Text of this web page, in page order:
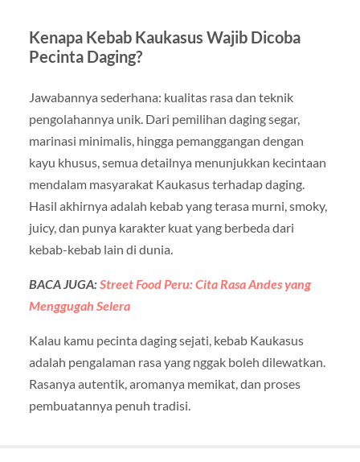
Kenapa Kebab Kaukasus Wajib Dicoba
Pecinta Daging?
Jawabannya sederhana: kualitas rasa dan teknik
pengolahannya unik. Dari pemilihan daging segar,
marinasi minimalis, hingga pemanggangan dengan
kayu khusus, semua detailnya menunjukkan kecintaan
mendalam masyarakat Kaukasus terhadap daging.
Hasil akhirnya adalah kebab yang terasa murni, smoky,
juicy, dan punya karakter kuat yang berbeda dari
kebab-kebab lain di dunia.
BACA JUGA:Street Food Peru: Cita Rasa Andes yang
Menggugah Selera
Kalau kamu pecinta daging sejati, kebab Kaukasus
adalah pengalaman rasa yang nggak boleh dilewatkan.
Rasanya autentik, aromanya memikat, dan proses
pembuatannya penuh tradisi.